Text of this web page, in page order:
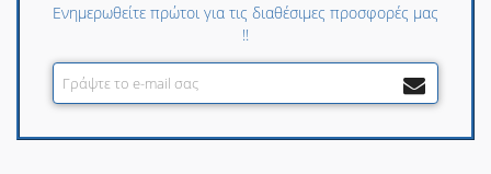
Ενημερωθείτε πρώτοι για τις διαθέσιμες προσφορές μας
!!